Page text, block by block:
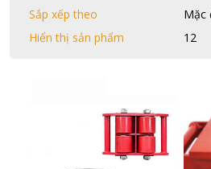
Sắp xếp theo
Hiển thị sản phẩm